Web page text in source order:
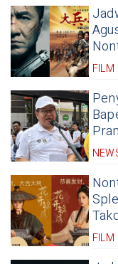
FILM
FILM